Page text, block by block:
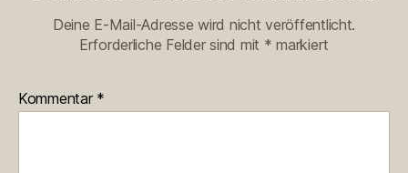
Deine E-Mail-Adresse wird nicht veröffentlicht.
Erforderliche Felder sind mit * markiert
Kommentar *